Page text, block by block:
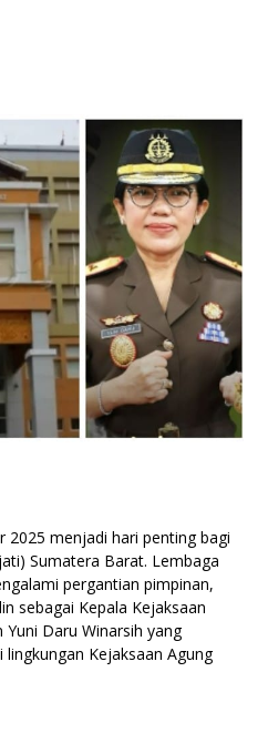
2025 menjadi hari penting bagi
Sumatera Barat. Lembaga
pergantian pimpinan,
sebagai Kepala Kejaksaan
Daru Winarsih yang
Kejaksaan Agung